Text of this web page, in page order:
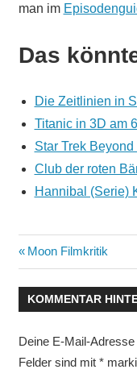
man im
Das
Die Zeitlinien in
Titanic in 3D am
Star Trek Beyond
Club der roten
Hannibal (Serie)
Vorheriger
Beitrag:
Moon Filmkritik
KOMMENTAR
Deine E-Mail-
Felder sind mit *